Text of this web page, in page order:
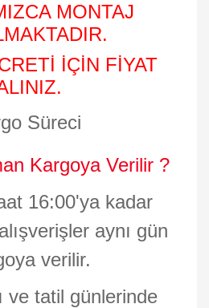
MONTAJ
İÇİN FİYAT
Süreci
Kargoya Verilir ?
16:00'ya kadar
aynı gün
verilir.
ve tatil günlerinde